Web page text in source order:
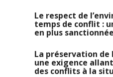
Le respect de
temps de conflit :
en plus sanctionnée
La préservation de
une exigence
des conflits à la